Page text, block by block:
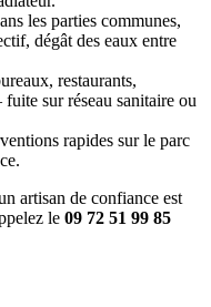
les parties communes,
dégât des eaux entre
restaurants,
sur réseau sanitaire ou
rapides sur le parc
artisan de confiance est
le 09 72 51 99 85